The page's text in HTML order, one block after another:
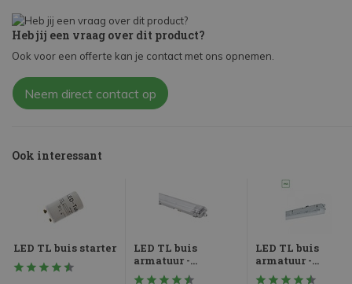
Heb jij een vraag over dit product?
Ook voor een offerte kan je contact met ons opnemen.
Neem direct contact op
Ook interessant
LED TL buis starter
LED TL buis
armatuur -...
LED TL buis
armatuur -...